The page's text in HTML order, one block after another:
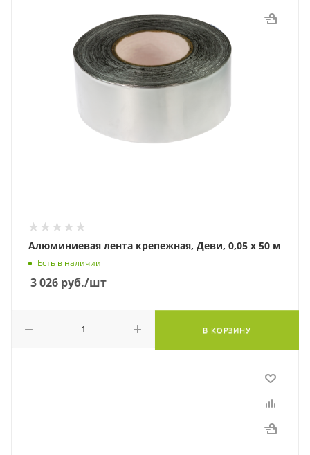
Алюминиевая лента крепежная, Деви, 0,05 х 50 м
Есть в наличии
3 026 руб./шт
В КОРЗИНУ